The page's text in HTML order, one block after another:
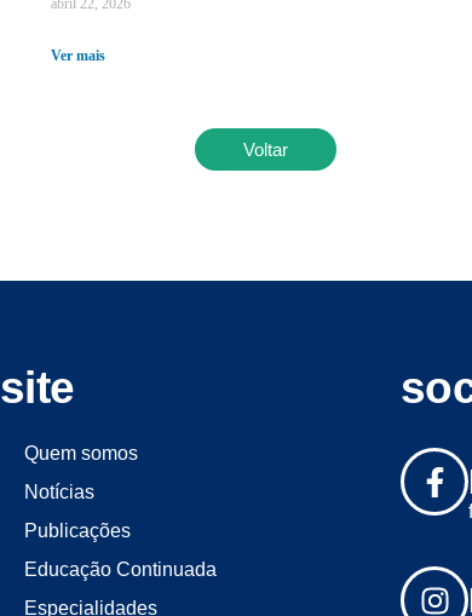
abril 22, 2026
Ver mais
Voltar
site
Quem somos
Notícias
Publicações
Educação Continuada
Especialidades